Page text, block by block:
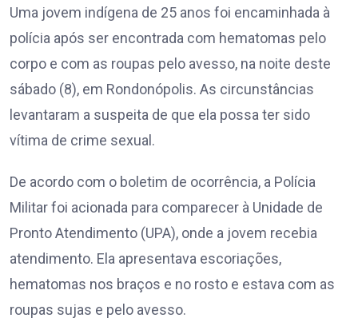
Uma jovem indígena de 25 anos foi encaminhada à
polícia após ser encontrada com hematomas pelo
corpo e com as roupas pelo avesso, na noite deste
sábado (8), em Rondonópolis. As circunstâncias
levantaram a suspeita de que ela possa ter sido
vítima de crime sexual.
De acordo com o boletim de ocorrência, a Polícia
Militar foi acionada para comparecer à Unidade de
Pronto Atendimento (UPA), onde a jovem recebia
atendimento. Ela apresentava escoriações,
hematomas nos braços e no rosto e estava com as
roupas sujas e pelo avesso.